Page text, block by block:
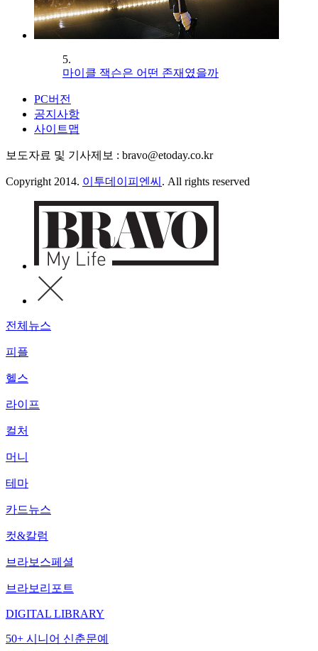
5.
마이클 잭슨은 어떤 존재였을까
PC버전
공지사항
사이트맵
보도자료 및 기사제보 : bravo@etoday.co.kr
Copyright 2014. 이투데이피엔씨 . All rights reserved
전체뉴스
피플
헬스
라이프
컬처
머니
테마
카드뉴스
컷&칼럼
브라보스페셜
브라보리포트
DIGITAL LIBRARY
50+ 시니어 신춘문예